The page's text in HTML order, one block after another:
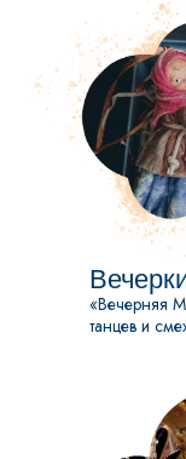
«Вечерняя
танцев и